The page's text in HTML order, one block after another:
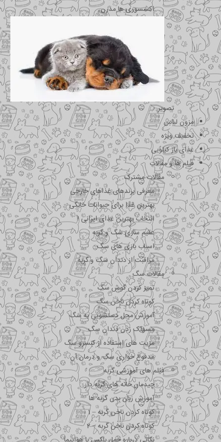
اکسسوری ها مدرن
تصویر
مزون لباس
تخفیف ویژه
غذای باز کیلویی
فیلم ها و مقالات
مقالات مشترک
معرفی برندهای غذاهای خارجی
بهترین غذا برای حیوانات خانگی
انتخاب بهترین غذای ایرانی !
عقیم سازی سگ و گربه
اسباب بازی های سگ
مراقبت از دندان سگ و گربه
مقالات سگ
تمیز کردن گوش سگ
کوتاه کردن ناخن سگ
آموزش محل دستشویی به سگ
مسواک زدن دندان سگ
مزیت های استفاده از کنسرو سگ
مدفوع خواری سگ و درمان آن
فیلم های آموزشی گربه
چیدمان خانه های گربه دار
آموزش زبان بدن گربه ها
کوتاه کردن ناخن گربه – 1
کوتاه کردن ناخن گربه – 2